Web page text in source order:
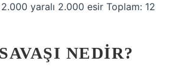
yaralı 2.000 esir Toplam: 12
NEDIR?